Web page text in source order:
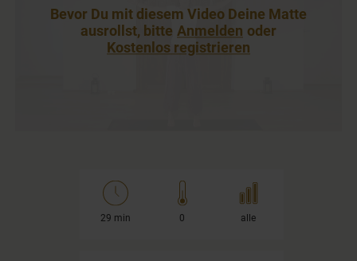
Bevor Du mit diesem Video Deine Matte
ausrollst, bitte Anmelden oder
Kostenlos registrieren
29 min 0 alle